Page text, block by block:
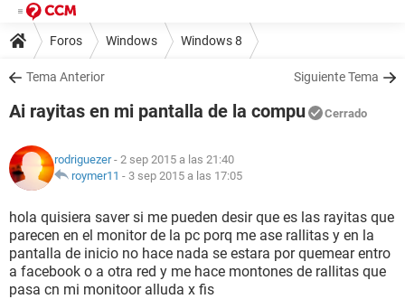
Foros Windows Windows 8
Tema Anterior Siguiente Tema
Ai rayitas en mi pantalla de la compu Cerrado
rodriguezer- 2 sep 2015 a las 21:40
roymer11 - 3 sep 2015 a las 17:05
hola quisiera saver si me pueden desir que es las rayitas que
parecen en el monitor de la pc porq me ase rallitas y en la
pantalla de inicio no hace nada se estara por quemear entro
a facebook o a otra red y me hace montones de rallitas que
pasa cn mi monitoor alluda x fis